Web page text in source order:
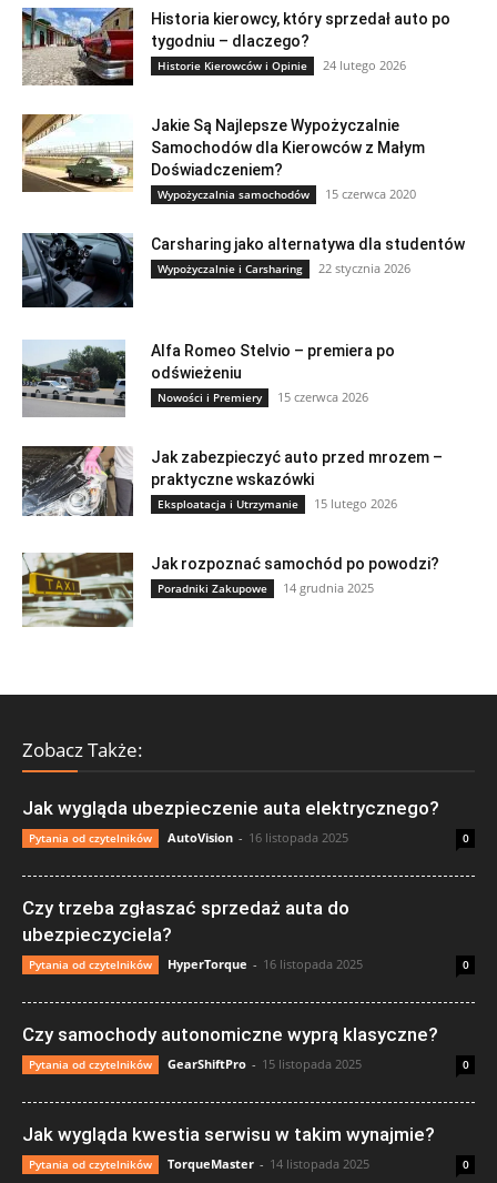
Historia kierowcy, który sprzedał auto po
tygodniu – dlaczego?
Historie Kierowców i Opinie 24 lutego 2026
Jakie Są Najlepsze Wypożyczalnie
Samochodów dla Kierowców z Małym
Doświadczeniem?
Wypożyczalnia samochodów 15 czerwca 2020
Carsharing jako alternatywa dla studentów
Wypożyczalnie i Carsharing 22 stycznia 2026
Alfa Romeo Stelvio – premiera po
odświeżeniu
Nowości i Premiery 15 czerwca 2026
Jak zabezpieczyć auto przed mrozem –
praktyczne wskazówki
Eksploatacja i Utrzymanie 15 lutego 2026
Jak rozpoznać samochód po powodzi?
Poradniki Zakupowe 14 grudnia 2025
Zobacz Także:
Jak wygląda ubezpieczenie auta elektrycznego?
Pytania od czytelników AutoVision - 16 listopada 2025 0
Czy trzeba zgłaszać sprzedaż auta do
ubezpieczyciela?
Pytania od czytelników HyperTorque - 16 listopada 2025 0
Czy samochody autonomiczne wyprą klasyczne?
Pytania od czytelników GearShiftPro - 15 listopada 2025 0
Jak wygląda kwestia serwisu w takim wynajmie?
Pytania od czytelników TorqueMaster - 14 listopada 2025 0